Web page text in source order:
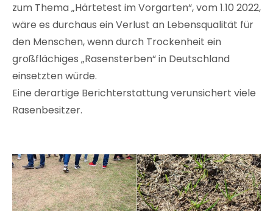
zum Thema „Härtetest im Vorgarten“, vom 1.10 2022,
wäre es durchaus ein Verlust an Lebensqualität für
den Menschen, wenn durch Trockenheit ein
großflächiges „Rasensterben“ in Deutschland
einsetzten würde.
Eine derartige Berichterstattung verunsichert viele
Rasenbesitzer.